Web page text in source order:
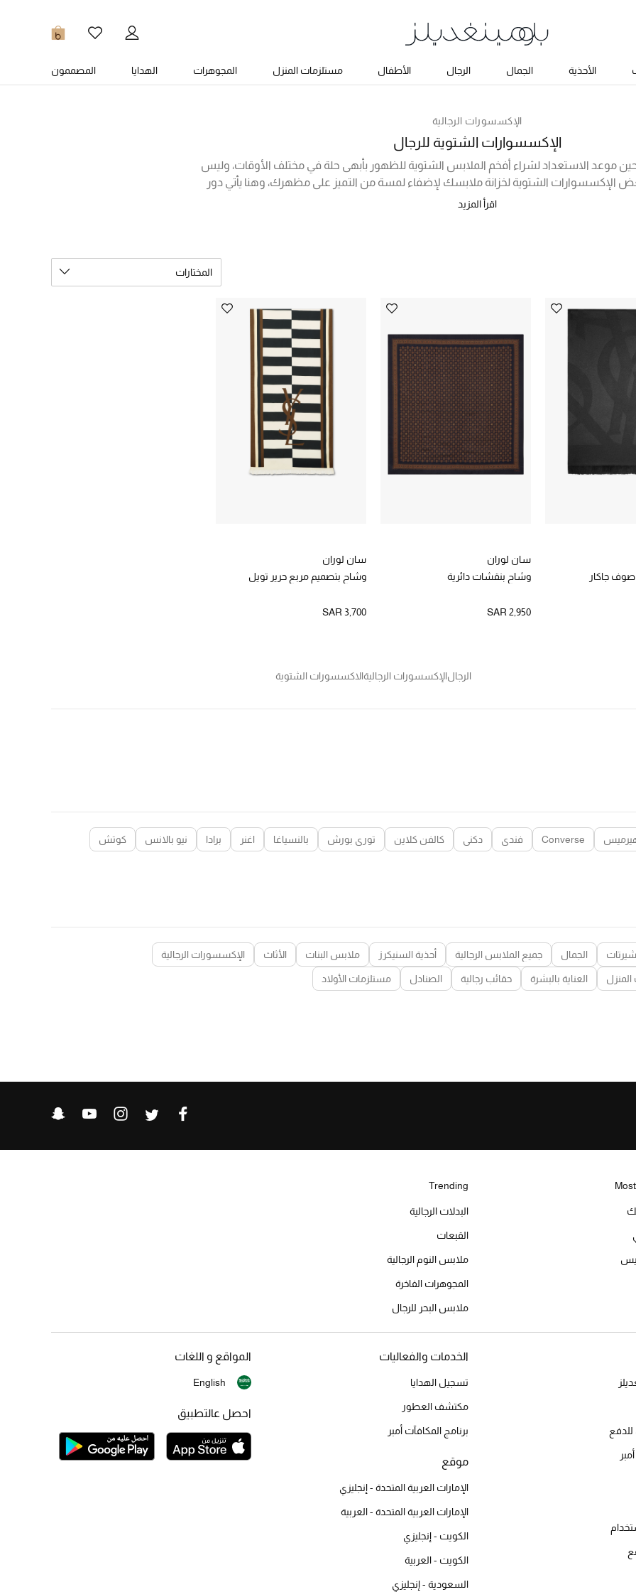
0
الأحذية الجمال الرجال الأطفال مستلزمات المنزل المجوهرات الهدايا المصممون
الإكسسورات الرجالية
الإكسسوارات الشتوية للرجال
موعد الاستعداد لشراء أفخم الملابس الشتوية للظهور بأبهى حلة في مختلف الأوقات، وليس
الإكسسوارات الشتوية لخزانة ملابسك لإضفاء لمسة من التميز على مظهرك، وهنا يأتي دور
لك تشكيلة إكسسوارات شتوية فاخرة متاحة للشراء أونلاين من أرقى الماركات العالمية. انعم بالدفئ
اقرأ المزيد
المختارات
جاكار
سان لوران
وشاح بنقشات دائرية
SAR 2,950
سان لوران
وشاح بتصميم مربع حرير تويل
SAR 3,700
الرجالالإكسسورات الرجاليةالاكسسورات الشتوية
Converse فندي دكني كالفن كلاين توري بورش بالنسياغا اغنر برادا نيو بالانس كوتش
شيرتات الجمال جميع الملابس الرجالية أحذية السنيكرز ملابس البنات الأثاث الإكسسورات الرجالية
العناية بالبشرة حقائب رجالية الصنادل مستلزمات الأولاد
Trending
البدلات الرجالية
القبعات
ملابس النوم الرجالية
المجوهرات الفاخرة
ملابس البحر للرجال
الخدمات والفعاليات
تسجيل الهدايا
مكتشف العطور
برنامج المكافآت أمبر
موقع
الإمارات العربية المتحدة - إنجليزي
الإمارات العربية المتحدة - العربية
الكويت - إنجليزي
الكويت - العربية
السعودية - إنجليزي
المواقع و اللغات
English
احصل عالتطبيق